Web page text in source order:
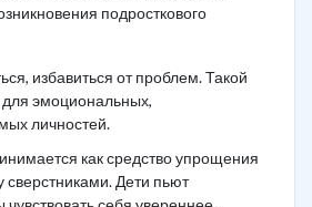
подросткового
избавиться от проблем. Такой
для эмоциональных,
личностей.
как средство упрощения
Дети пьют